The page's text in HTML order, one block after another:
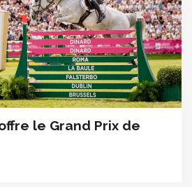
le Grand Prix de